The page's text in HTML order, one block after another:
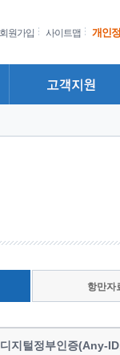
회원가입 사이트맵 개인
항만자
디지털정부인증(Any-